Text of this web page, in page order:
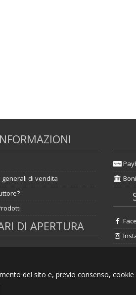
generali di vendita
DI APERTURA
del sito e, previo consenso, cookie